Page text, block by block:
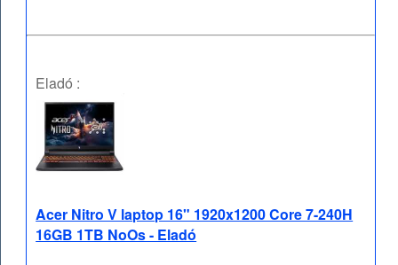
Eladó :
Acer Nitro V laptop 16" 1920x1200 Core 7-240H
16GB 1TB NoOs - Eladó